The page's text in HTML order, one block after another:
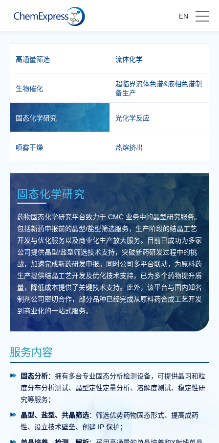
EN
高通量筛选 流体化学
生物催化
超临界流体色谱&液相色谱制
备生产
固态化学研究 光化学反应
喷雾干燥 热熔挤出
固态化学研究
药物固态化学研究平台致力于 CMC 业务中的晶型研究服务。
包括新药申报前的晶型/盐型筛选服务，生产阶段的结晶工艺
开发与优化服务以及商业化生产放大服务。目前已成功为多家
公司提供晶型/盐型筛选技术支持，突破新药研发过程中的挑
战，加速完成新药研发申报。同时公司多平台联动，为原料药
生产提供结晶工艺开发及优化技术支持，已为多个药物提升质
量，降低成本提供了关键技术支持。此外，该平台与国内知名
制剂公司密切合作，部分品种已经完成从原料药合成工艺开发
到商业化的一站式服务。
服务内容
固态分析：拥有多台专业固态分析检测设备，可提供晶习和粒
度分布分析测试、晶型定性定量分析、溶解度测试、稳定性研
究等服务；
晶型、盐型、共晶筛选：筛选优势药物固态形式、提高成药
性、设立技术壁垒、创建 IP 保护；